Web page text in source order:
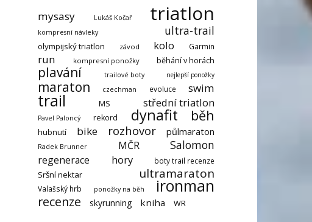
mysasy Lukáš Kočař triatlon
kompresní návleky ultra-trail
olympijský triatlon závod kolo Garmin
run kompresní ponožky běhání v horách
plavání trailové boty nejlepší ponožky
maraton czechman evoluce swim
trail MS střední triatlon
Pavel Paloncý rekord dynafit běh
hubnutí bike rozhovor půlmaraton
Radek Brunner MČR Salomon
regenerace hory boty trail recenze
Sršní nektar ultramaraton
Valašský hrb ponožky na běh ironman
recenze skyrunning kniha WR